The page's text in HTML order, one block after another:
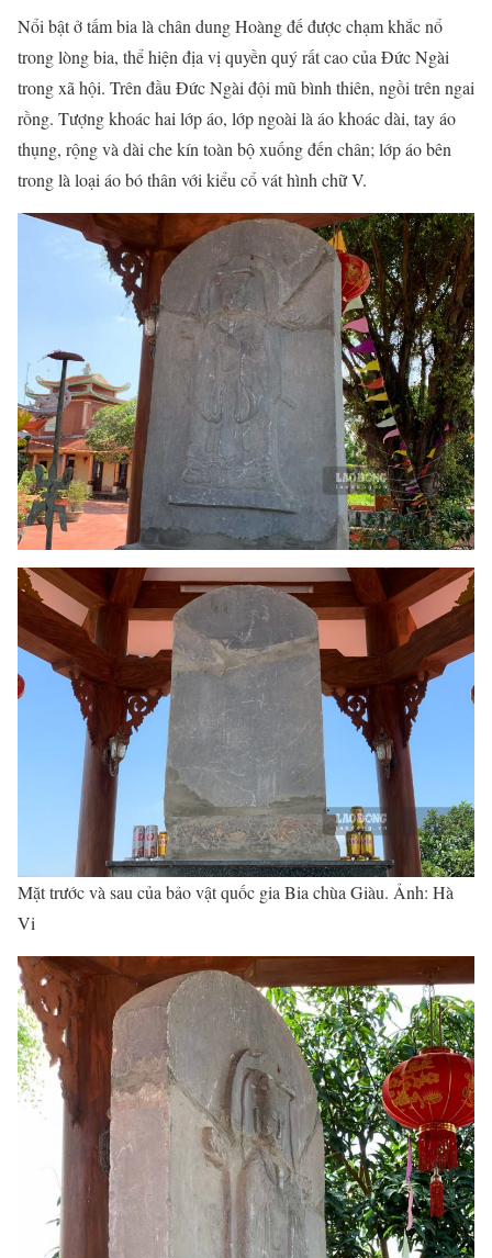
Nổi bật ở tấm bia là chân dung Hoàng đế được chạm khắc nổ
trong lòng bia, thể hiện địa vị quyền quý rất cao của Đức Ngài
trong xã hội. Trên đầu Đức Ngài đội mũ bình thiên, ngồi trên ngai
rồng. Tượng khoác hai lớp áo, lớp ngoài là áo khoác dài, tay áo
thụng, rộng và dài che kín toàn bộ xuống đến chân; lớp áo bên
trong là loại áo bó thân với kiểu cổ vát hình chữ V.
Mặt trước và sau của bảo vật quốc gia Bia chùa Giàu. Ảnh: Hà
Vi